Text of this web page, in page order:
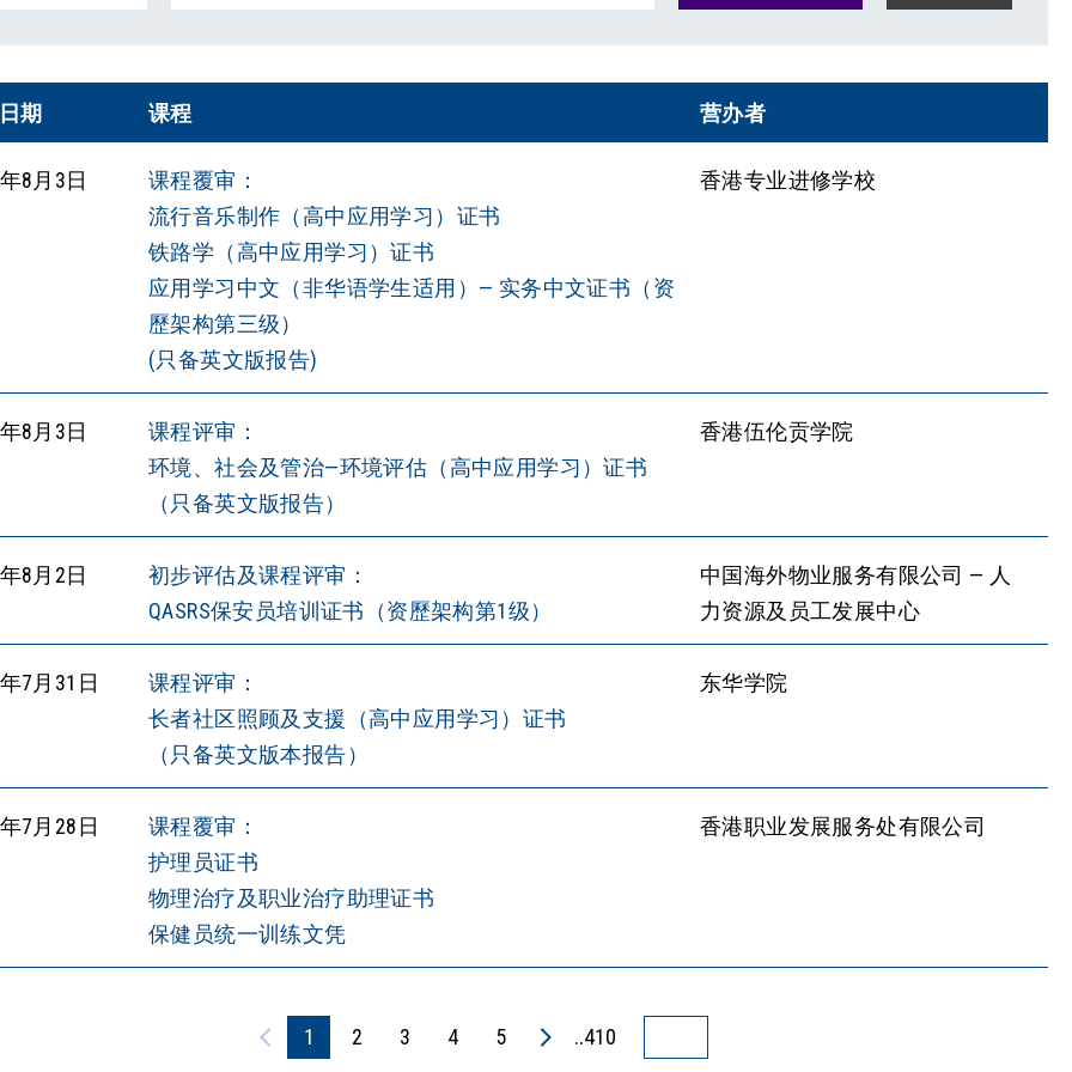
期 课程 营办者
8月3日
课程覆审：
流行音乐制作（高中应用学习）证书
铁路学（高中应用学习）证书
应用学习中文（非华语学生适用）— 实务中文证书（资
歷架构第三级）
(只备英文版报告)
香港专业进修学校
8月3日
课程评审：
环境、社会及管治—环境评估（高中应用学习）证书
（只备英文版报告）
香港伍伦贡学院
8月2日
初步评估及课程评审：
QASRS保安员培训证书（资歷架构第1级）
中国海外物业服务有限公司 — 人
力资源及员工发展中心
7月31日
课程评审：
长者社区照顾及支援（高中应用学习）证书
（只备英文版本报告）
东华学院
7月28日
课程覆审：
护理员证书
物理治疗及职业治疗助理证书
保健员统一训练文凭
香港职业发展服务处有限公司
1 2 3 4 5 ..410